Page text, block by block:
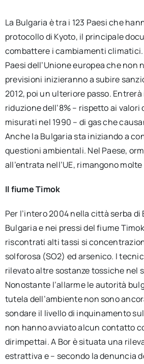
La Bulgaria è tra i 123 Paesi che
protocollo di Kyoto, il principale
combattere i cambiamenti climatici.
Paesi dell’Unione europea che non
previsioni inizieranno a subire
2012, poi un ulteriore passo.
riduzione dell’8% – rispetto ai valori
misurati nel 1990 – di gas che
Anche la Bulgaria sta iniziando a
questioni ambientali. Nel Paese,
all’entrata nell’UE, rimangono
Il fiume Timok
Per l’intero 2004 nella città serba di
Bulgaria e nei pressi del fiume
riscontrati alti tassi si
solforosa (SO2) ed arsenico. I
rilevato altre sostanze tossiche nel
Nonostante l’allarme le autorità
tutela dell’ambiente non sono
sondare il livello di inquinamento
non hanno avviato alcun contatto
dirimpettai. A Bor è situata una
estrattiva e – secondo la denuncia